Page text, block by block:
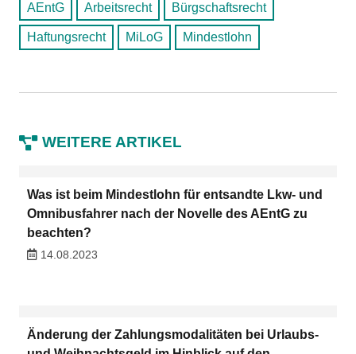
AEntG Arbeitsrecht Bürgschaftsrecht
Haftungsrecht MiLoG Mindestlohn
WEITERE ARTIKEL
Was ist beim Mindestlohn für entsandte Lkw- und
Omnibusfahrer nach der Novelle des AEntG zu
beachten?
14.08.2023
Änderung der Zahlungsmodalitäten bei Urlaubs-